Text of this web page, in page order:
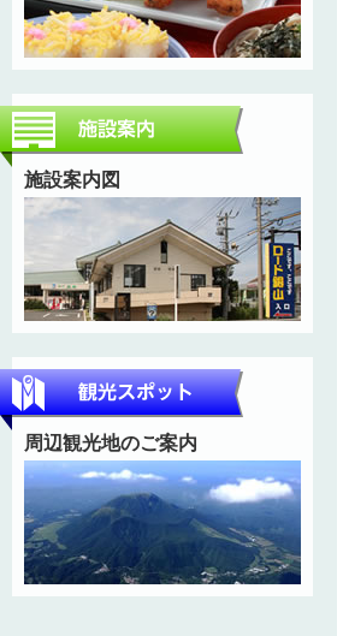
施設案内図
周辺観光地のご案内